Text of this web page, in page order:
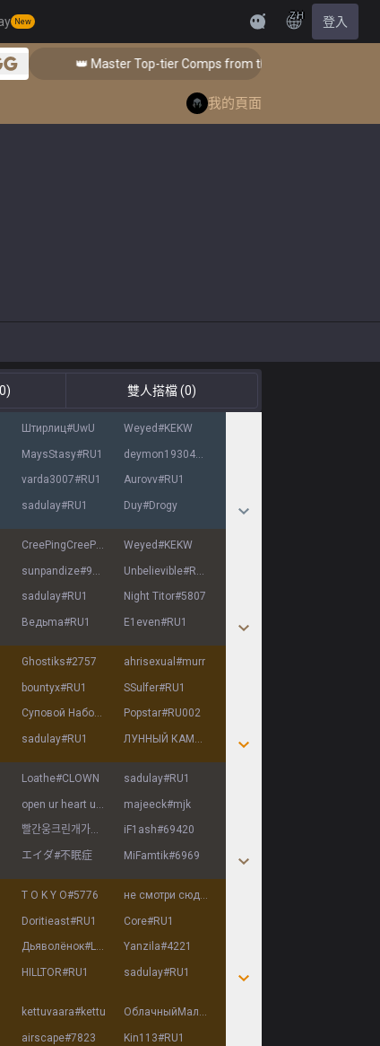
New Feedback
ZH 登入
.gg
👑 Master Top-tier Comps from the Best!
我的頁面
雙人搭檔(0)
Штирлиц#UwU Weyed#KEKW
MaysStasy#RU1
varda3007#RU1 Aurovv#RU1
sadulay#RU1 Duy#Drogy
CreePingCreePs# RU1Weyed#KEKW
sunpandize#9297 Unbelievible#RU1
sadulay#RU1 Night Titor#5807
Beдьma#RU1 Е1еvеn#RU1
Ghostiks#2757 ahrisexual #murr
bountyx#RU1 SSulfer#RU1
Суповой Наборчик ихлеб
Popstar#RU002
sadulay#RU1
Loathe#CLOWN sadulay#RU1
majeeck#mjk
빨간웅크린개가점심으로비둘기먹다 #6078
iF1ash#69420
エイダ#不眠症 MiFamtik#6969
T O K Y O#5776 не смотри сюда#
Doritieast#RU1 Core#RU1
Дьяволёнок#Lesbi Yanzila#4221
HILLTOR#RU1 sadulay#RU1
kettuvaara#kettu ОблачныйМальфит
airscape#7823 Kin113#RU1